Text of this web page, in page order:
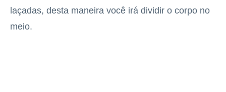
laçadas, desta maneira você irá dividir o corpo no
meio.